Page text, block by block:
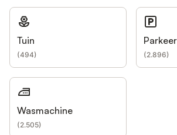
Tuin
(494) (2.896)
Wasmachine
(2.505)